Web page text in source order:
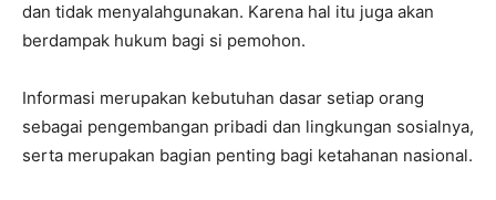
dan tidak menyalahgunakan. Karena hal itu juga akan
berdampak hukum bagi si pemohon.
Informasi merupakan kebutuhan dasar setiap orang
sebagai pengembangan pribadi dan lingkungan sosialnya,
serta merupakan bagian penting bagi ketahanan nasional.